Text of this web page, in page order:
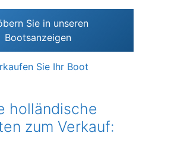
Sie in unseren
Bootsanzeigen
Sie Ihr Boot
holländische
zum Verkauf: